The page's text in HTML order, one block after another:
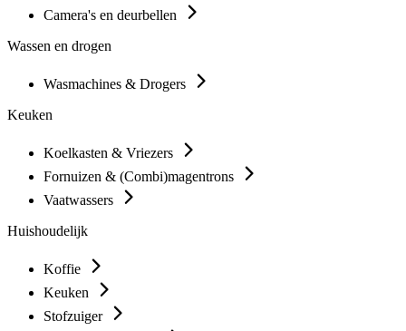
Camera's en deurbellen
Wassen en drogen
Wasmachines & Drogers
Keuken
Koelkasten & Vriezers
Fornuizen & (Combi)magentrons
Vaatwassers
Huishoudelijk
Koffie
Keuken
Stofzuiger